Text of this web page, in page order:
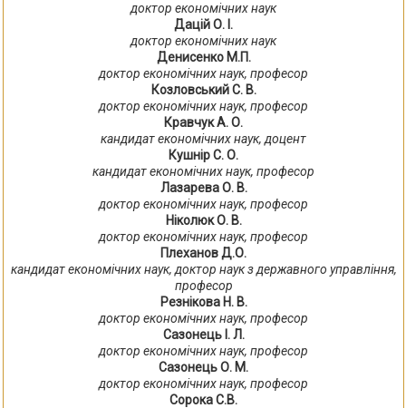
доктор економічних наук
Дацій О. І.
доктор економічних наук
Денисенко М.П.
доктор економічних наук, професор
Козловський С. В.
доктор економічних наук, професор
Кравчук А. О.
кандидат економічних наук, доцент
Кушнір С. О.
кандидат економічних наук, професор
Лазарева О. В.
доктор економічних наук, професор
Ніколюк О. В.
доктор економічних наук, професор
Плеханов Д.О.
кандидат економічних наук, доктор наук з державного управління,
професор
Резнікова Н. В.
доктор економічних наук, професор
Сазонець І. Л.
доктор економічних наук, професор
Сазонець О. М.
доктор економічних наук, професор
Сорока С.В.